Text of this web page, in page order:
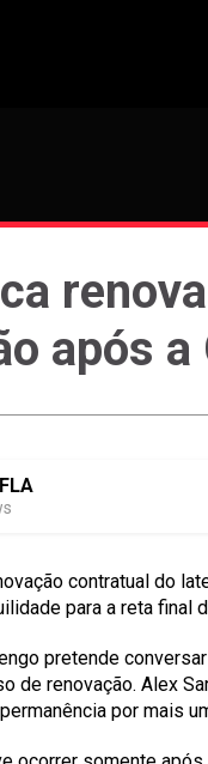
após a
contratual do
para a reta final
pretende
de renovação. Alex
por mais